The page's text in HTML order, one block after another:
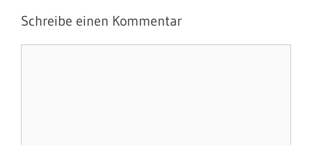
Schreibe einen Kommentar